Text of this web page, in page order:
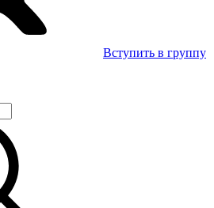
Вступить в группу